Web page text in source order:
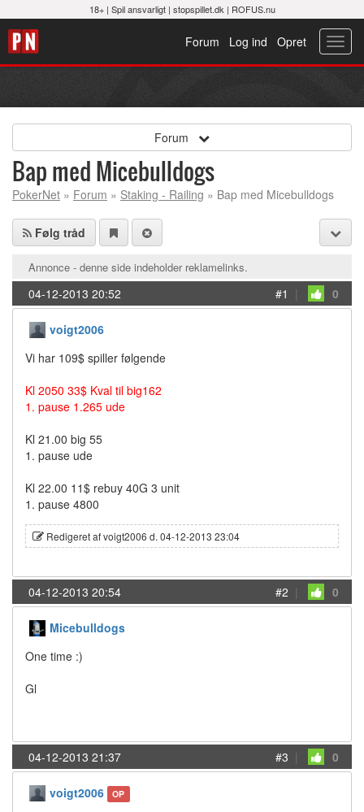
18+ | Spil ansvarligt| stopspillet.dk | ROFUS.nu
Opret
Log ind
Forum
Forum
Bap med Micebulldogs
PokerNet » Forum » Staking - Railing » Bap med Micebulldogs
Følg tråd
Annonce - denne side indeholder reklamelinks.
04-12-2013 20:52 #1 | 0
voigt2006
Vi har 109$ spiller følgende
Kl 2050 33$ Kval til big162
1. pause 1.265 ude
Kl 21.00 big 55
1. pause ude
Kl 22.00 11$ rebuy 40G 3 unit
1. pause 4800
Redigeret af voigt2006 d. 04-12-2013 23:04
04-12-2013 20:54 #2 | 0
Micebulldogs
One time :)
Gl
04-12-2013 21:37 #3 | 0
voigt2006 OP